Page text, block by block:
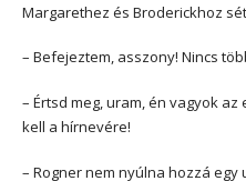
Margarethez és Broderickhoz
– Befejeztem, asszony! Nincs
– Értsd meg, uram, én vagyok
kell a hírnevére!
– Rogner nem nyúlna hozzá egy